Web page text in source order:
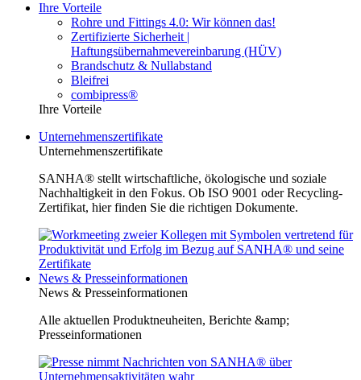
Ihre Vorteile
Rohre und Fittings 4.0: Wir können das!
Zertifizierte Sicherheit |
Haftungsübernahmevereinbarung (HÜV)
Brandschutz & Nullabstand
Bleifrei
combipress®
Ihre Vorteile
Unternehmenszertifikate
Unternehmenszertifikate
SANHA® stellt wirtschaftliche, ökologische und soziale
Nachhaltigkeit in den Fokus. Ob ISO 9001 oder Recycling-
Zertifikat, hier finden Sie die richtigen Dokumente.
News & Presseinformationen
News & Presseinformationen
Alle aktuellen Produktneuheiten, Berichte &amp;
Presseinformationen